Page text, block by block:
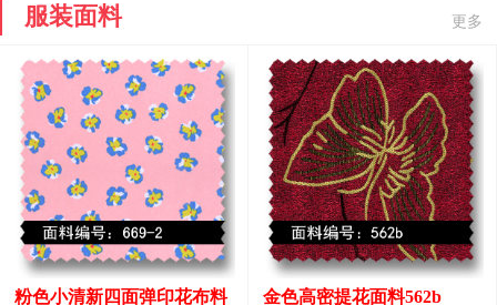
服装面料 更多
粉色小清新四面弹印花布料 金色高密提花面料562b